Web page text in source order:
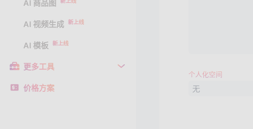
AI 商品图
AI 视频生成 新上线
AI 模板 新上线
更多工具
价格方案
个人化空间
无